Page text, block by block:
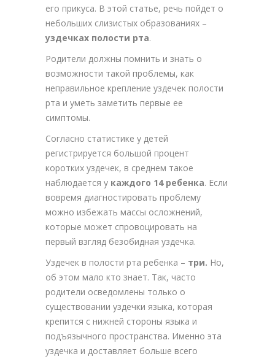
его прикуса. В этой статье, речь пойдет о
небольших слизистых образованиях –
уздечках полости рта.
Родители должны помнить и знать о
возможности такой проблемы, как
неправильное крепление уздечек полости
рта и уметь заметить первые ее
симптомы.
Согласно статистике у детей
регистрируется большой процент
коротких уздечек, в среднем такое
наблюдается у каждого 14 ребенка. Если
вовремя диагностировать проблему
можно избежать массы осложнений,
которые может спровоцировать на
первый взгляд безобидная уздечка.
Уздечек в полости рта ребенка – три. Но,
об этом мало кто знает. Так, часто
родители осведомлены только о
существовании уздечки языка, которая
крепится с нижней стороны языка и
подъязычного пространства. Именно эта
уздечка и доставляет больше всего